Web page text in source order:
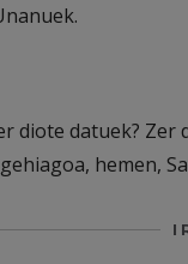
diote datuek?
hemen,